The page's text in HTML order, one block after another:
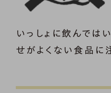
いっしょに飲んでは
せがよくない食品に